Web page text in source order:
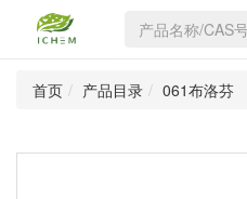
首页 产品目录 061布洛芬